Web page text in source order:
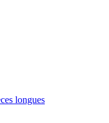
longues